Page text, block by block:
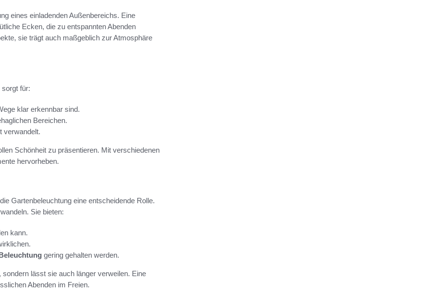
eines einladenden Außenbereichs. Eine
Ecken, die zu entspannten Abenden
sie trägt auch maßgeblich zur Atmosphäre
für:
klar erkennbar sind.
Bereichen.
verwandelt.
Schönheit zu präsentieren. Mit verschiedenen
hervorheben.
Gartenbeleuchtung eine entscheidende Rolle.
Sie bieten:
kann.
gering gehalten werden.
lässt sie auch länger verweilen. Eine
Abenden im Freien.